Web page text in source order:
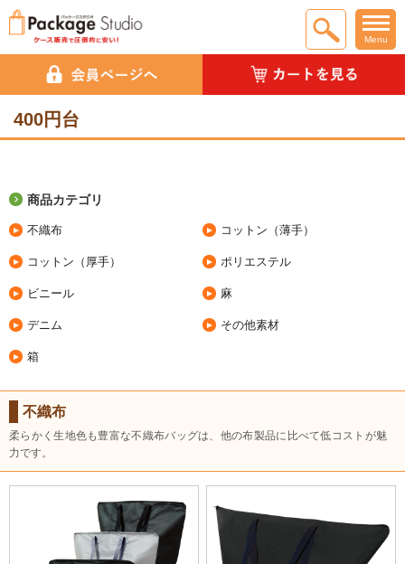
Menu
400円台
商品カテゴリ
不織布 コットン（薄手）
コットン（厚手） ポリエステル
ビニール 麻
デニム その他素材
箱
不織布
柔らかく生地色も豊富な不織布バッグは、他の布製品に比べて低コストが魅
力です。